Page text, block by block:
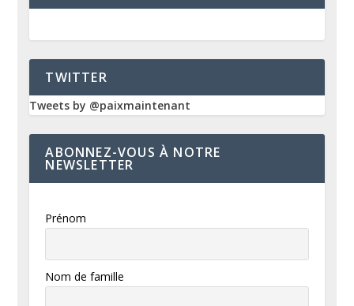
TWITTER
Tweets by @paixmaintenant
ABONNEZ-VOUS À NOTRE
NEWSLETTER
Prénom
Nom de famille